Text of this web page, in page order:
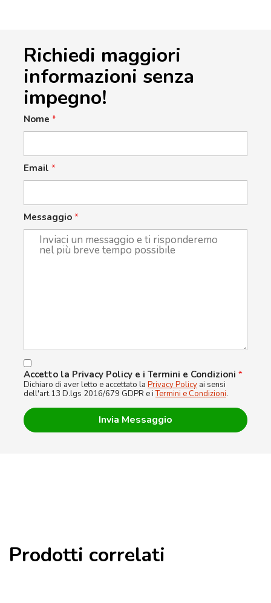
Richiedi maggiori
informazioni senza
impegno!
Nome *
Email *
Messaggio *
Accetto la Privacy Policy e i Termini e Condizioni *
Dichiaro di aver letto e accettato la Privacy Policy ai sensi
dell'art.13 D.lgs 2016/679 GDPR e iTermini e Condizioni.
Prodotti correlati